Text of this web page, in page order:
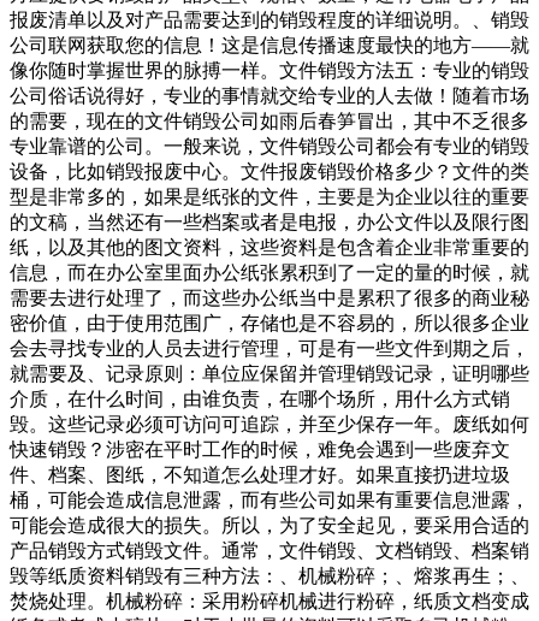
报废清单以及对产品需要达到的销毁程度的详细说明。、销毁
公司联网获取您的信息！这是信息传播速度最快的地方——就
像你随时掌握世界的脉搏一样。文件销毁方法五：专业的销毁
公司俗话说得好，专业的事情就交给专业的人去做！随着市场
的需要，现在的文件销毁公司如雨后春笋冒出，其中不乏很多
专业靠谱的公司。一般来说，文件销毁公司都会有专业的销毁
设备，比如销毁报废中心。文件报废销毁价格多少？文件的类
型是非常多的，如果是纸张的文件，主要是为企业以往的重要
的文稿，当然还有一些档案或者是电报，办公文件以及限行图
纸，以及其他的图文资料，这些资料是包含着企业非常重要的
信息，而在办公室里面办公纸张累积到了一定的量的时候，就
需要去进行处理了，而这些办公纸当中是累积了很多的商业秘
密价值，由于使用范围广，存储也是不容易的，所以很多企业
会去寻找专业的人员去进行管理，可是有一些文件到期之后，
就需要及、记录原则：单位应保留并管理销毁记录，证明哪些
介质，在什么时间，由谁负责，在哪个场所，用什么方式销
毁。这些记录必须可访问可追踪，并至少保存一年。废纸如何
快速销毁？涉密在平时工作的时候，难免会遇到一些废弃文
件、档案、图纸，不知道怎么处理才好。如果直接扔进垃圾
桶，可能会造成信息泄露，而有些公司如果有重要信息泄露，
可能会造成很大的损失。所以，为了安全起见，要采用合适的
产品销毁方式销毁文件。通常，文件销毁、文档销毁、档案销
毁等纸质资料销毁有三种方法：、机械粉碎；、熔浆再生；、
焚烧处理。机械粉碎：采用粉碎机械进行粉碎，纸质文档变成